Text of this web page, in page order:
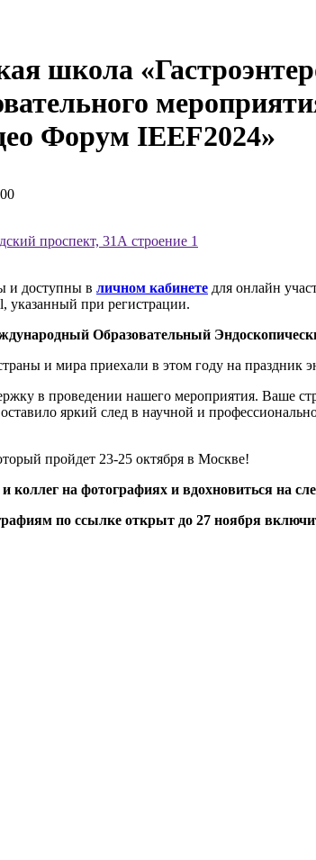
школа
Форум IEEF2024»
проспект, 31А строение 1
и доступны в личном кабинете для онлайн
указанный при регистрации.
Образовательный
и мира приехали в этом году на праздник
в проведении нашего мероприятия. Ваше
яркий след в научной и
пройдет 23-25 октября в Москве!
коллег на фотографиях и вдохновиться на
по ссылке открыт до 27 ноября